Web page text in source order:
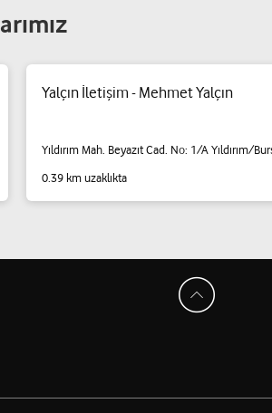
Yalçın İletişim - Mehmet Yalçın
Yıldırım Mah. Beyazıt Cad. No: 1/A Yıldırım/
0.39 km uzaklıkta